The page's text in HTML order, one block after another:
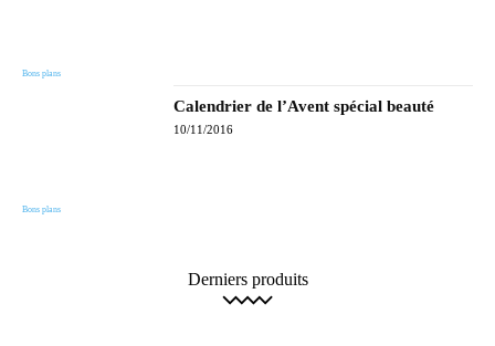
Bons plans
Bons plans
Calendrier de l’Avent spécial beauté
10/11/2016
Derniers produits